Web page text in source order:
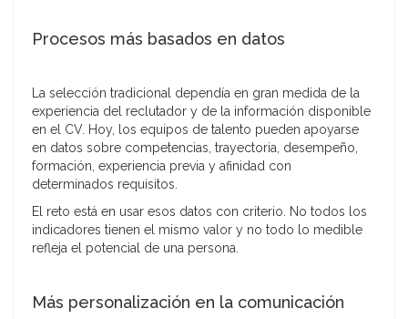
Procesos más basados en datos
La selección tradicional dependía en gran medida de la
experiencia del reclutador y de la información disponible
en el CV. Hoy, los equipos de talento pueden apoyarse
en datos sobre competencias, trayectoria, desempeño,
formación, experiencia previa y afinidad con
determinados requisitos.
El reto está en usar esos datos con criterio. No todos los
indicadores tienen el mismo valor y no todo lo medible
refleja el potencial de una persona.
Más personalización en la comunicación